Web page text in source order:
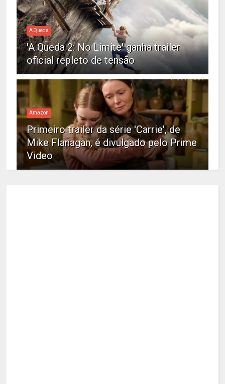
A Queda
'A Queda 2: No Limite' ganha trailer
oficial repleto de tensão
Amazon
Primeiro trailer da série 'Carrie', de
Mike Flanagan, é divulgado pelo Prime
Video